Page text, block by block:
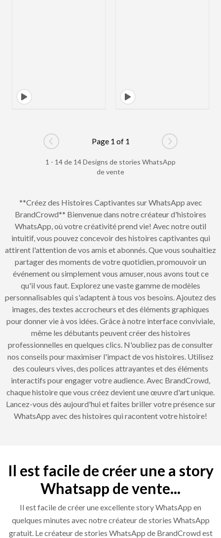
Go to previous page
Page 1 of 1
Go to next
1 - 14 de 14 Designs de stories WhatsApp
de vente
**Créez des Histoires Captivantes sur WhatsApp avec
BrandCrowd** Bienvenue dans notre créateur d'histoires
WhatsApp, où votre créativité prend vie! Avec notre outil
intuitif, vous pouvez concevoir des histoires captivantes qui
attirent l'attention de vos amis et abonnés. Que vous souhaitiez
partager des moments de votre quotidien, promouvoir un
événement ou simplement vous amuser, nous avons tout ce
qu'il vous faut. Explorez une vaste gamme de modèles
personnalisables qui s'adaptent à tous vos besoins. Ajoutez des
images, des textes accrocheurs et des éléments graphiques
pour donner vie à vos idées. Grâce à notre interface conviviale,
même les débutants peuvent créer des histoires
professionnelles en quelques clics. N'oubliez pas de consulter
nos conseils pour maximiser l'impact de vos histoires. Utilisez
des couleurs vives, des polices attrayantes et des éléments
interactifs pour engager votre audience. Avec BrandCrowd,
chaque histoire que vous créez devient une œuvre d'art unique.
Lancez-vous dès aujourd'hui et faites briller votre présence sur
WhatsApp avec des histoires qui racontent votre histoire!
Il est facile de créer une a story
Whatsapp de vente...
Il est facile de créer une excellente story WhatsApp en
quelques minutes avec notre créateur de stories WhatsApp
gratuit. Le créateur de stories WhatsApp de BrandCrowd est